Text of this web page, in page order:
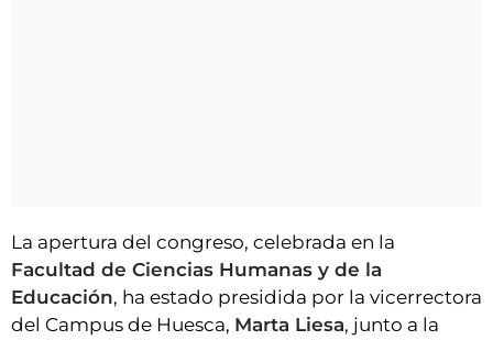
La apertura del congreso, celebrada en la
Facultad de Ciencias Humanas y de la
Educación, ha estado presidida por la vicerrectora
del Campus de Huesca, Marta Liesa, junto a la